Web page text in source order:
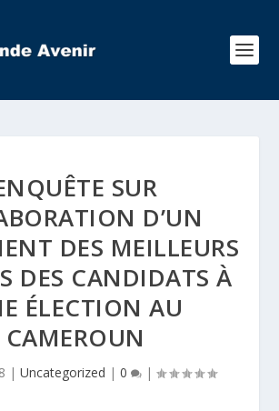
SUR
D’UN
DES MEILLEURS
DES CANDIDATS À
ÉLECTION AU
CAMEROUN
| Uncategorized | 0 |